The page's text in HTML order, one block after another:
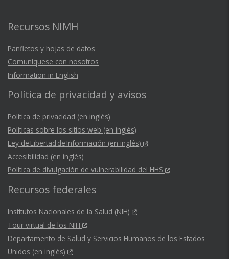
Recursos NIMH
Panfletos y hojas de datos
Comuníquese con nosotros
Information in English
Política de privacidad y avisos
Política de privacidad (en inglés)
Políticas sobre los sitios web (en inglés)
Ley de Libertad de Información (en inglés)
Accesibilidad (en inglés)
Política de divulgación de vulnerabilidad del HHS
Recursos federales
Institutos Nacionales de la Salud (NIH)
Tour virtual de los NIH
Departamento de Salud y Servicios Humanos de los Estados
Unidos (en inglés)